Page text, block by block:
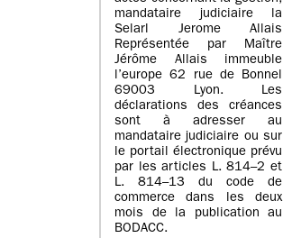
mandataire judiciaire la
Selarl Jerome Allais
Représentée par Maître
Jérôme Allais immeuble
l’europe 62 rue de Bonnel
69003 Lyon. Les
déclarations des créances
sont à adresser au
mandataire judiciaire ou sur
le portail électronique prévu
par les articles L. 814–2 et
L. 814–13 du code de
commerce dans les deux
mois de la publication au
BODACC.